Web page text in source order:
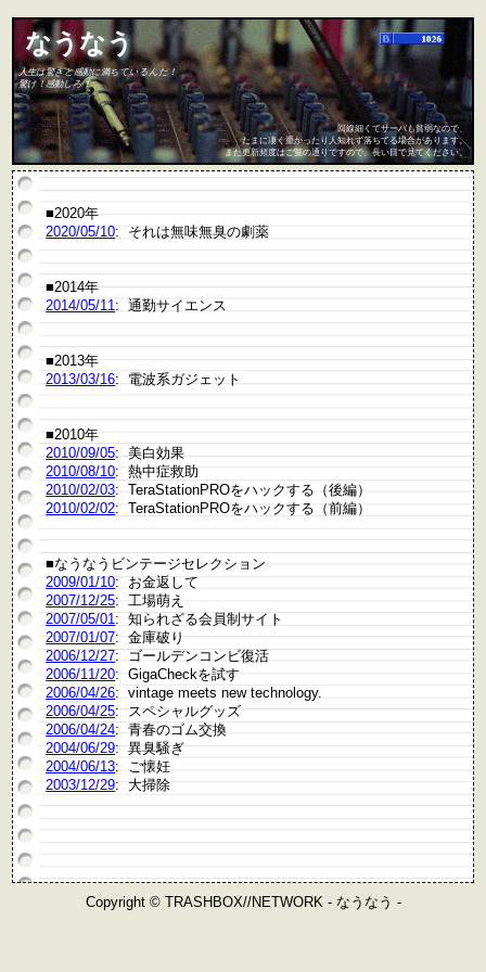
なうなう
人生は驚きと感動に満ちているんだ！
驚け！感動しろ！
回線細くてサーバも貧弱なので、
たまに凄く重かったり人知れず落ちてる場合があります。
また更新頻度はご覧の通りですので、長い目で見てください。
■2020年
2020/05/10: それは無味無臭の劇薬
■2014年
2014/05/11: 通勤サイエンス
■2013年
2013/03/16: 電波系ガジェット
■2010年
2010/09/05: 美白効果
2010/08/10: 熱中症救助
2010/02/03: TeraStationPROをハックする（後編）
2010/02/02: TeraStationPROをハックする（前編）
■なうなうビンテージセレクション
2009/01/10: お金返して
2007/12/25: 工場萌え
2007/05/01: 知られざる会員制サイト
2007/01/07: 金庫破り
2006/12/27: ゴールデンコンビ復活
2006/11/20: GigaCheckを試す
2006/04/26: vintage meets new technology.
2006/04/25: スペシャルグッズ
2006/04/24: 青春のゴム交換
2004/06/29: 異臭騒ぎ
2004/06/13: ご懐妊
2003/12/29: 大掃除
Copyright © TRASHBOX//NETWORK - なうなう -